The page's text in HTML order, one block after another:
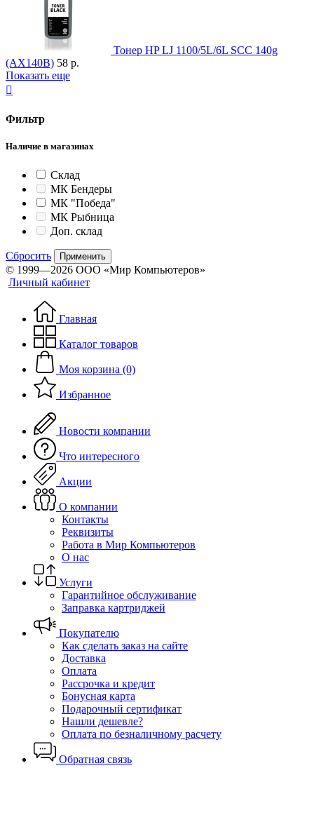
Тонер HP LJ 1100/5L/6L SCC 140g
(AX140B) 58 р.
Показать еще

Фильтр
Наличие в магазинах
Склад
МК Бендеры
МК "Победа"
МК Рыбница
Доп. склад
Сбросить Применить
© 1999—2026 ООО «Мир Компьютеров»
Личный кабинет
Главная
Каталог товаров
Моя корзина (0)
Избранное
Новости компании
Что интересного
Акции
О компании
Контакты
Реквизиты
Работа в Мир Компьютеров
О нас
Услуги
Гарантийное обслуживание
Заправка картриджей
Покупателю
Как сделать заказ на сайте
Доставка
Оплата
Рассрочка и кредит
Бонусная карта
Подарочный сертификат
Нашли дешевле?
Оплата по безналичному расчету
Обратная связь